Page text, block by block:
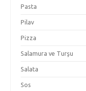
Pasta
Pilav
Pizza
Salamura ve Turşu
Salata
Sos